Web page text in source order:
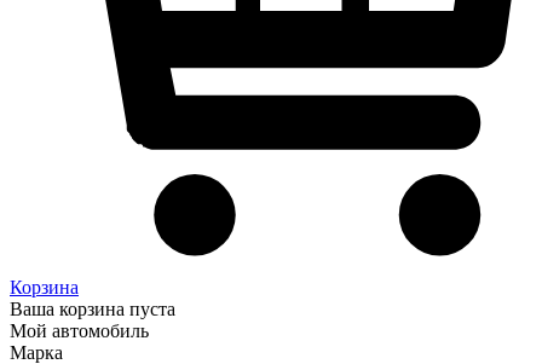
Корзина
Ваша корзина пуста
Мой автомобиль
Марка